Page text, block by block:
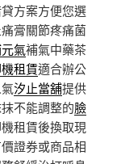
方案方便您選
痛膏關節疼痛菌
氣補氣中藥茶
租賃適合辦公
汐止當舖提供
不能調整的臉
租賃後換取現
證券或商品相